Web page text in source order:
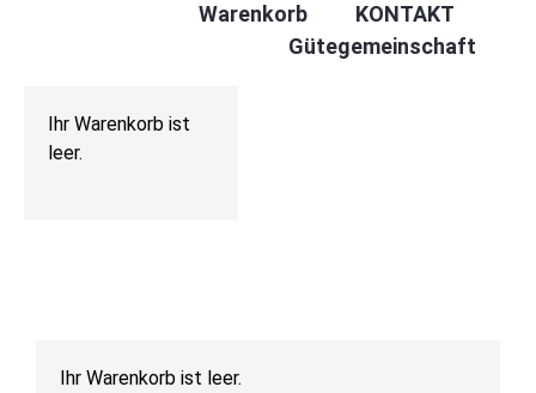
Warenkorb
KONTAKT
Gütegemeinschaft
Ihr Warenkorb ist
leer.
Ihr Warenkorb ist leer.